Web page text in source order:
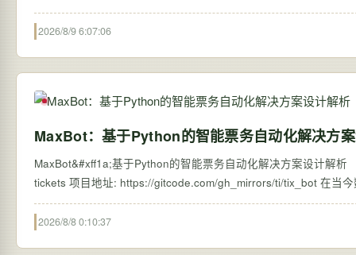
2026/8/9 6:07:06
MaxBot：基于Python的智能票务自动化解决方
MaxBot&#xff1a;基于Python的智能票务自动化解决方案设计解
tickets 项目
2026/8/8 0:10:37